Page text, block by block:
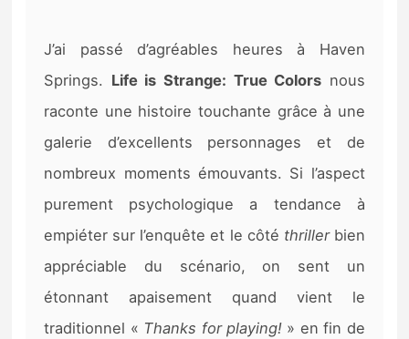
J’ai passé d’agréables heures à Haven
Springs. Life is Strange: True Colors nous
raconte une histoire touchante grâce à une
galerie d’excellents personnages et de
nombreux moments émouvants. Si l’aspect
purement psychologique a tendance à
empiéter sur l’enquête et le côté thrillerbien
appréciable du scénario, on sent un
étonnant apaisement quand vient le
traditionnel « Thanks for playing!» en fin de